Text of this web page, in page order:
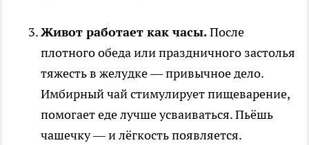
Живот работает как часы.После
плотного обеда или праздничного застолья
тяжесть в желудке — привычное дело.
Имбирный чай стимулирует пищеварение,
помогает еде лучше усваиваться. Пьёшь
чашечку — и лёгкость появляется.